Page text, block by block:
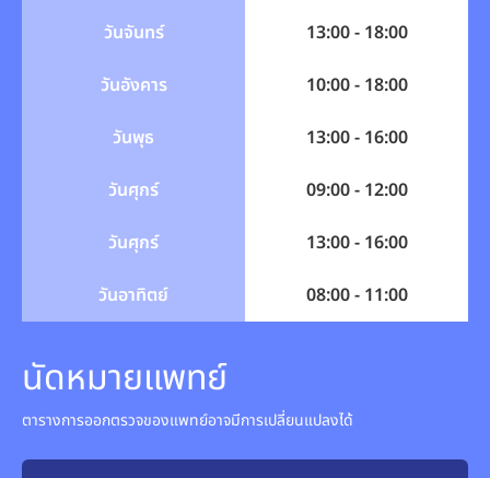
วันจันทร์
13:00 - 18:00
วันอังคาร
10:00 - 18:00
วันพุธ
13:00 - 16:00
วันศุกร์
09:00 - 12:00
วันศุกร์
13:00 - 16:00
วันอาทิตย์
08:00 - 11:00
นัดหมายแพทย์
ตารางการออกตรวจของแพทย์อาจมีการเปลี่ยนแปลงได้